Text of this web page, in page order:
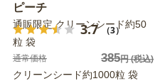
ピーチ
3.7 （3）
通販限定 クリーンシード約50
粒 袋
通常価格 385円(税込)
クリーンシード約1000粒 袋